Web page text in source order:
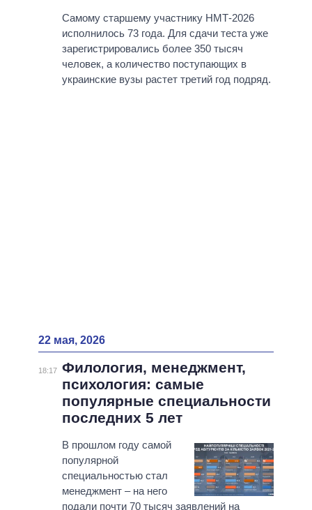
Самому старшему участнику НМТ-2026
исполнилось 73 года. Для сдачи теста уже
зарегистрировались более 350 тысяч
человек, а количество поступающих в
украинские вузы растет третий год подряд.
22 мая, 2026
18:17 Филология, менеджмент,
психология: самые
популярные специальности
последних 5 лет
В прошлом году самой
популярной
специальностью стал
менеджмент – на него
подали почти 70 тысяч заявлений на